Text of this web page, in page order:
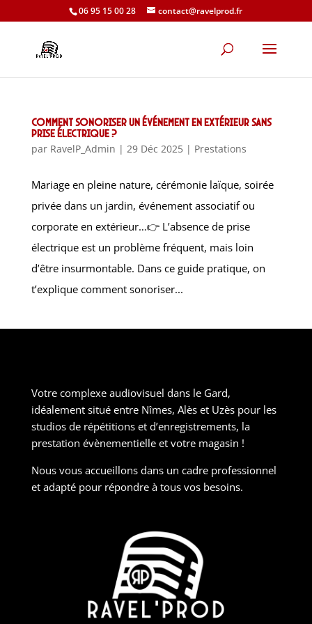
06 95 15 00 28 contact@ravelprod.fr
Comment sonoriser un événement en extérieur sans
prise électrique ?
par RavelP_Admin | 29 Déc 2025| Prestations
Mariage en pleine nature, cérémonie laïque, soirée
privée dans un jardin, événement associatif ou
corporate en extérieur…👉 L’absence de prise
électrique est un problème fréquent, mais loin
d’être insurmontable. Dans ce guide pratique, on
t’explique comment sonoriser...
Votre complexe audiovisuel dans le Gard,
idéalement situé entre Nîmes, Alès et Uzès pour les
studios de répétitions et d’enregistrements, la
prestation évènementielle et votre magasin !
Nous vous accueillons dans un cadre professionnel
et adapté pour répondre à tous vos besoins.